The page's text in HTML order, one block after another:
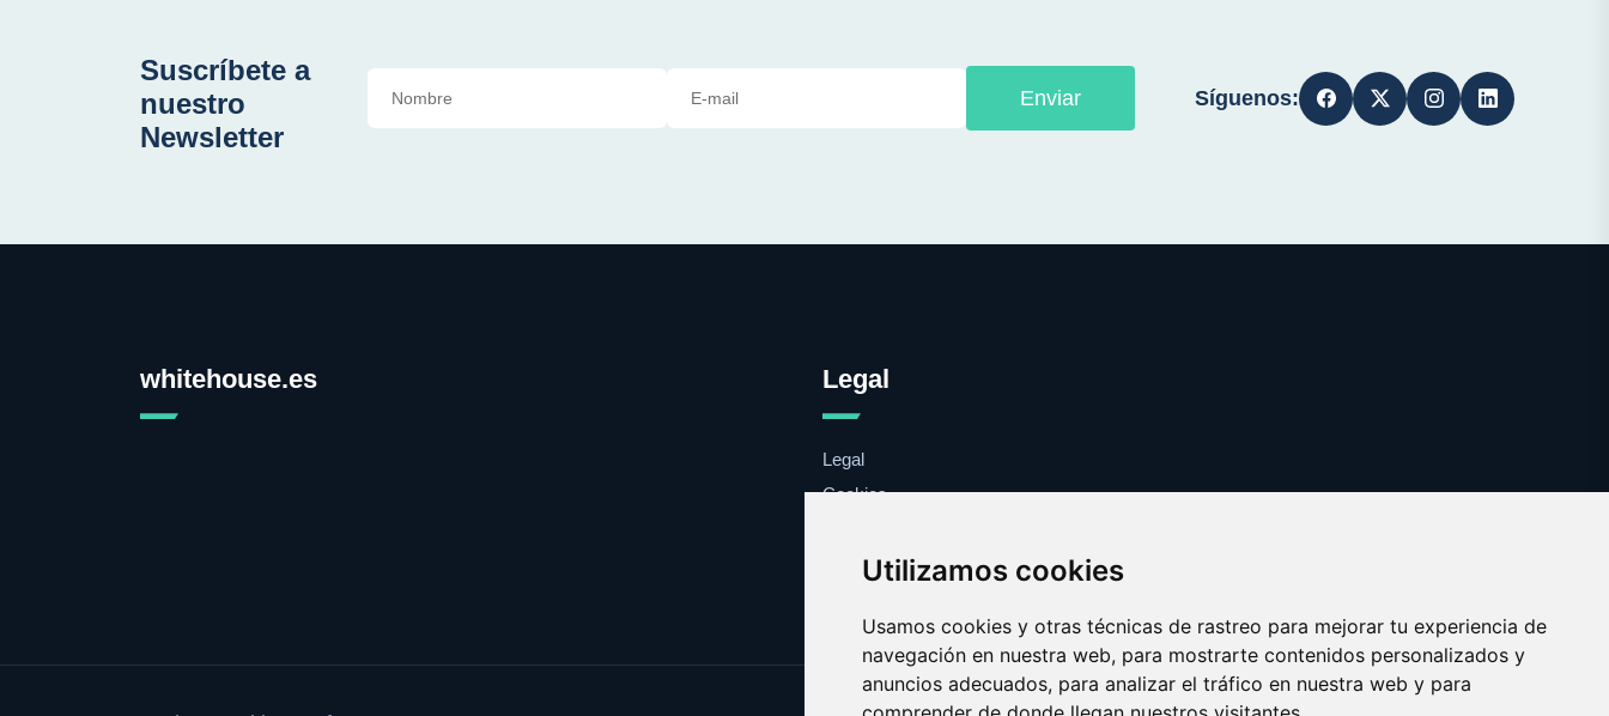
Utilizamos cookies
Usamos cookies y otras técnicas de rastreo para mejorar tu experiencia de
navegación en nuestra web, para mostrarte contenidos personalizados y
anuncios adecuados, para analizar el tráfico en nuestra web y para
Suscríbete a
nuestro
Newsletter
Enviar Síguenos:
whitehouse.es Legal
Legal
Cookies